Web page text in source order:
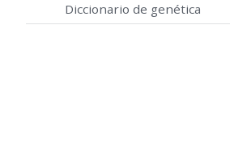
Diccionario de genética